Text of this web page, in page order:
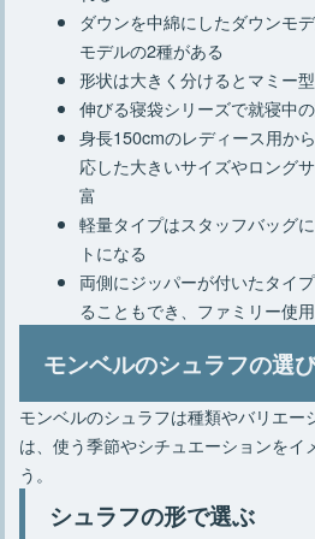
ダウンを中綿にしたダウンモ
モデルの2種がある
形状は大きく分けるとマミー
伸びる寝袋シリーズで就寝中
身長150cmのレディース用か
応した大きいサイズやロング
富
軽量タイプはスタッフバッグ
トになる
両側にジッパーが付いたタイ
ることもでき、ファミリー使
モンベルのシュラフの選
モンベルのシュラフは種類やバリエー
は、使う季節やシチュエーションをイ
う。
シュラフの形で選ぶ